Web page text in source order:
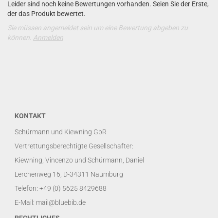
Leider sind noch keine Bewertungen vorhanden. Seien Sie der Erste,
der das Produkt bewertet.
Sie müssen angemeldet sein um eine Bewertung abgeben zu
können. Anmelden
KONTAKT
Schürmann und Kiewning GbR
Vertrettungsberechtigte Gesellschafter:
Kiewning, Vincenzo und Schürmann, Daniel
Lerchenweg 16, D-34311 Naumburg
Telefon: +49 (0) 5625 8429688
E-Mail: mail@bluebib.de